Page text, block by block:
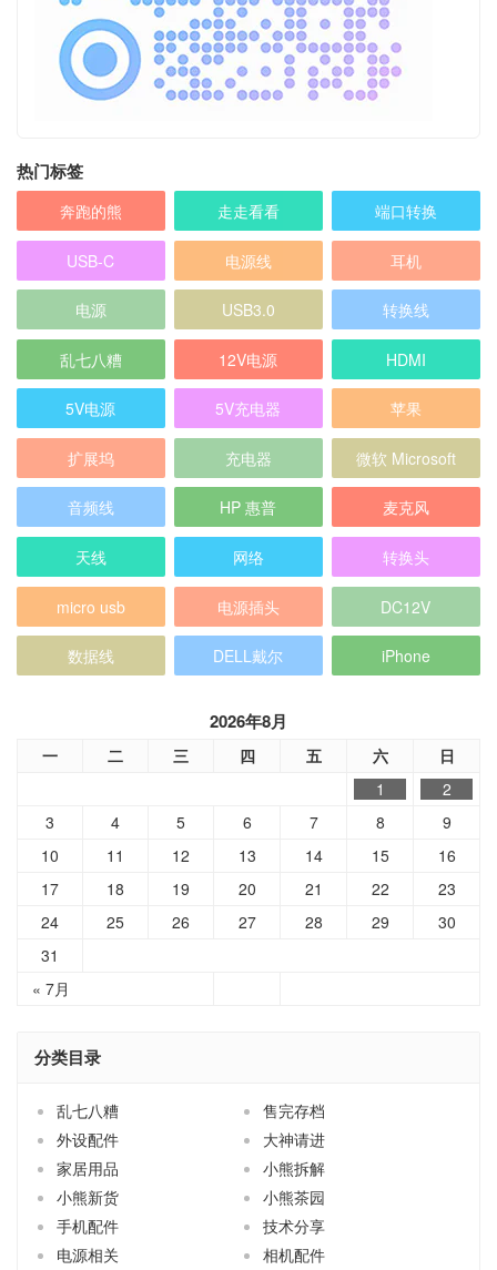
热门标签
奔跑的熊 走走看看 端口转换
USB-C 电源线 耳机
电源 USB3.0 转换线
乱七八糟 12V电源 HDMI
5V电源 5V充电器 苹果
扩展坞 充电器 微软 Microsoft
音频线 HP 惠普 麦克风
天线 网络 转换头
micro usb 电源插头 DC12V
数据线 DELL戴尔 iPhone
2026年8月
一 二 三 四 五 六 日
« 7月
1
2
3
4 5 6 7 8
9
10
11 12 13 14 15
16
17
18 19 20 21 22
23
24
25 26 27 28 29
30
31
分类目录
乱七八糟
售完存档
外设配件
大神请进
家居用品
小熊拆解
小熊新货
小熊茶园
手机配件
技术分享
电源相关
相机配件